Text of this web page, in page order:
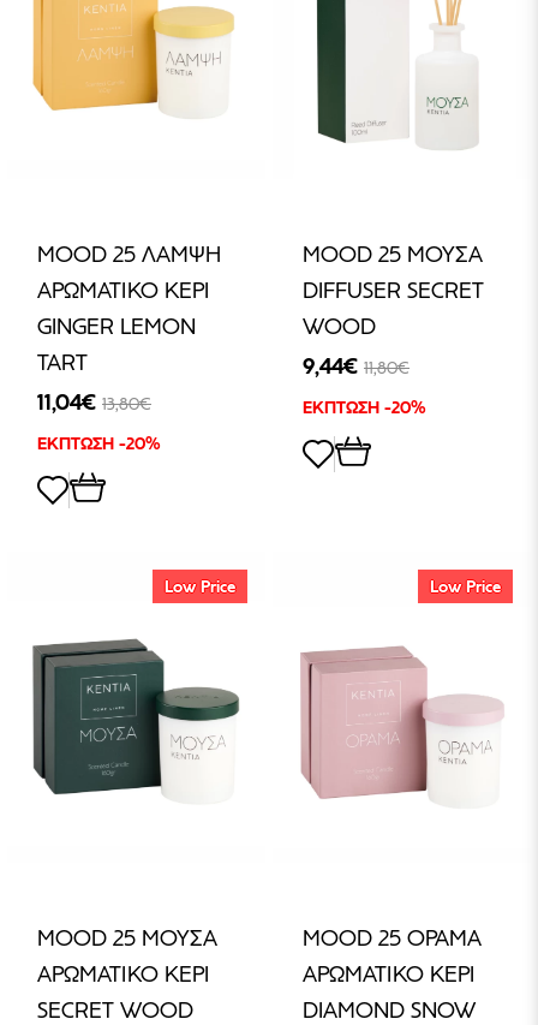
MOOD 25 ΛΑΜΨΗ
ΑΡΩΜΑΤΙΚΟ ΚΕΡΙ
GINGER LEMON
TART
11,04€ 13,80€
ΕΚΠΤΩΣΗ -20%
MOOD 25 ΜΟΥΣΑ
DIFFUSER SECRET
WOOD
9,44€ 11,80€
ΕΚΠΤΩΣΗ -20%
Low Price
MOOD 25 ΜΟΥΣΑ
ΑΡΩΜΑΤΙΚΟ ΚΕΡΙ
SECRET WOOD
Low Price
MOOD 25 ΟΡΑΜΑ
ΑΡΩΜΑΤΙΚΟ ΚΕΡΙ
DIAMOND SNOW